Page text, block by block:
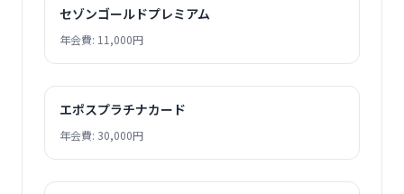
セゾンゴールドプレミアム
年会費: 11,000円
エポスプラチナカード
年会費: 30,000円